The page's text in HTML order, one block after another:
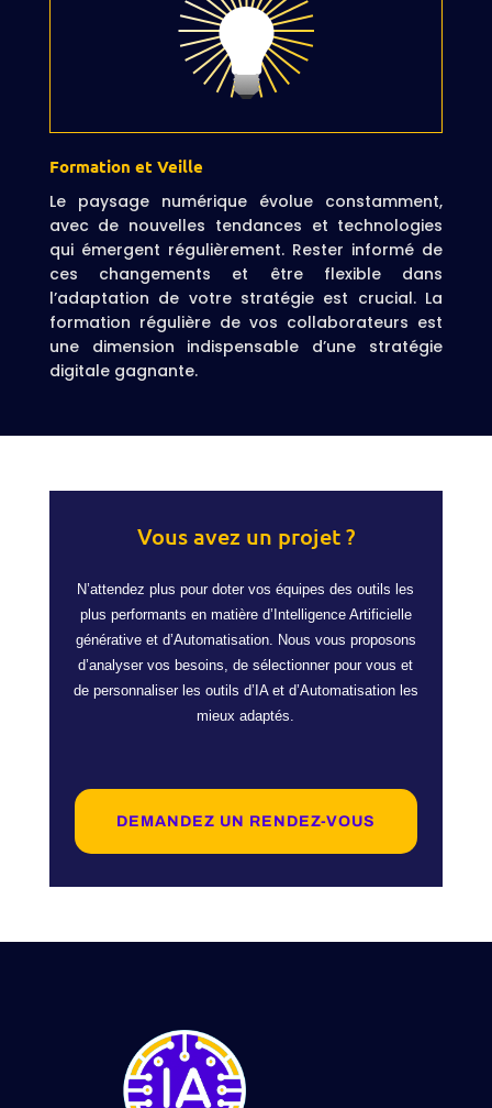
Formation et Veille
Le paysage numérique évolue constamment,
avec de nouvelles tendances et technologies
qui émergent régulièrement. Rester informé de
ces changements et être flexible dans
l’adaptation de votre stratégie est crucial. La
formation régulière de vos collaborateurs est
une dimension indispensable d’une stratégie
digitale gagnante.
Vous avez un projet ?
N’attendez plus pour doter vos équipes des outils les
plus performants en matière d’Intelligence Artificielle
générative et d’Automatisation. Nous vous proposons
d’analyser vos besoins, de sélectionner pour vous et
de personnaliser les outils d’IA et d’Automatisation les
mieux adaptés.
DEMANDEZ UN RENDEZ-VOUS